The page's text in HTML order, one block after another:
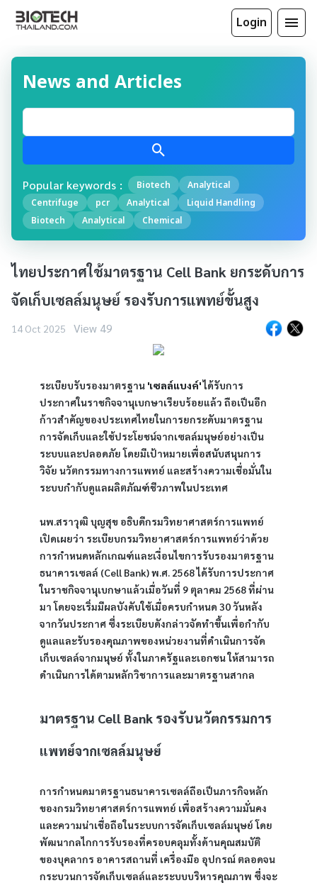
Login
News and Articles
Popular keywords : Biotech
Analytical
Centrifuge
pcr Analytical
Liquid Handling
Biotech
Analytical Chemical
ไทยประกาศใช้มาตรฐาน Cell Bank ยกระดับการ
จัดเก็บเซลล์มนุษย์ รองรับการแพทย์ขั้นสูง
14 Oct 2025 View 49
ระเบียบรับรองมาตรฐาน 'เซลล์แบงค์' ได้รับการ
ประกาศในราชกิจจานุเบกษาเรียบร้อยแล้ว ถือเป็นอีก
ก้าวสำคัญของประเทศไทยในการยกระดับมาตรฐาน
การจัดเก็บและใช้ประโยชน์จากเซลล์มนุษย์อย่างเป็น
ระบบและปลอดภัย โดยมีเป้าหมายเพื่อสนับสนุนการ
วิจัย นวัตกรรมทางการแพทย์ และสร้างความเชื่อมั่นใน
ระบบกำกับดูแลผลิตภัณฑ์ชีวภาพในประเทศ
นพ.สราวุฒิ บุญสุข อธิบดีกรมวิทยาศาสตร์การแพทย์
เปิดเผยว่า ระเบียบกรมวิทยาศาสตร์การแพทย์ว่าด้วย
การกำหนดหลักเกณฑ์และเงื่อนไขการรับรองมาตรฐาน
ธนาคารเซลล์ (Cell Bank) พ.ศ. 2568 ได้รับการประกาศ
ในราชกิจจานุเบกษาแล้วเมื่อวันที่ 9 ตุลาคม 2568 ที่ผ่าน
มา โดยจะเริ่มมีผลบังคับใช้เมื่อครบกำหนด 30 วันหลัง
จากวันประกาศ ซึ่งระเบียบดังกล่าวจัดทำขึ้นเพื่อกำกับ
ดูแลและรับรองคุณภาพของหน่วยงานที่ดำเนินการจัด
เก็บเซลล์จากมนุษย์ ทั้งในภาครัฐและเอกชน ให้สามารถ
ดำเนินการได้ตามหลักวิชาการและมาตรฐานสากล
มาตรฐาน Cell Bank รองรับนวัตกรรมการ
แพทย์จากเซลล์มนุษย์
การกำหนดมาตรฐานธนาคารเซลล์ถือเป็นภารกิจหลัก
ของกรมวิทยาศาสตร์การแพทย์ เพื่อสร้างความมั่นคง
และความน่าเชื่อถือในระบบการจัดเก็บเซลล์มนุษย์ โดย
พัฒนากลไกการรับรองที่ครอบคลุมทั้งด้านคุณสมบัติ
ของบุคลากร อาคารสถานที่ เครื่องมือ อุปกรณ์ ตลอดจน
กระบวนการจัดเก็บเซลล์และระบบบริหารคุณภาพ ซึ่งจะ